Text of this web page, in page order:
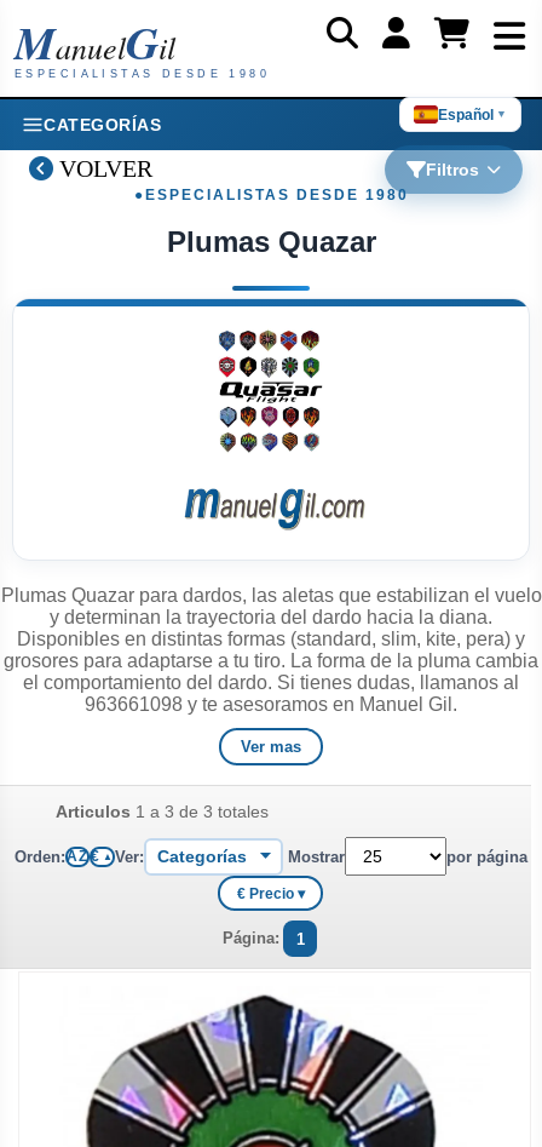
Español ▼
ManuelGil
ESPECIALISTAS DESDE 1980
CATEGORÍAS
VOLVER Filtros
Plumas Quazar
Plumas Quazar para dardos, las aletas que estabilizan el vuelo
y determinan la trayectoria del dardo hacia la diana.
Disponibles en distintas formas (standard, slim, kite, pera) y
grosores para adaptarse a tu tiro. La forma de la pluma cambia
el comportamiento del dardo. Si tienes dudas, llamanos al
963661098 y te asesoramos en Manuel Gil.
Ver mas
Articulos 1 a 3 de 3 totales
Orden:A Z € ▲ Ver: Mostrar por página
€ Precio ▾
Página: 1